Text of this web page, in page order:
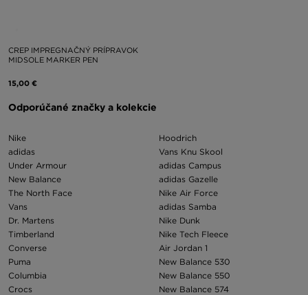
CREP IMPREGNAČNÝ PRÍPRAVOK
MIDSOLE MARKER PEN
15,00 €
Odporúčané značky a kolekcie
Nike
adidas
Under Armour
New Balance
The North Face
Vans
Dr. Martens
Timberland
Converse
Puma
Columbia
Crocs
Hoodrich
Vans Knu Skool
adidas Campus
adidas Gazelle
Nike Air Force
adidas Samba
Nike Dunk
Nike Tech Fleece
Air Jordan 1
New Balance 530
New Balance 550
New Balance 574